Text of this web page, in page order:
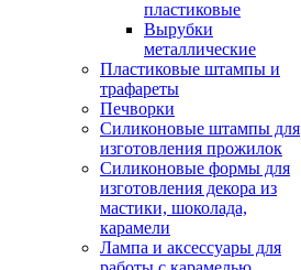
пластиковые
Вырубки
металлические
Пластиковые штампы и
трафареты
Печворки
Силиконовые штампы для
изготовления прожилок
Силиконовые формы для
изготовления декора из
мастики, шоколада,
карамели
Лампа и аксессуары для